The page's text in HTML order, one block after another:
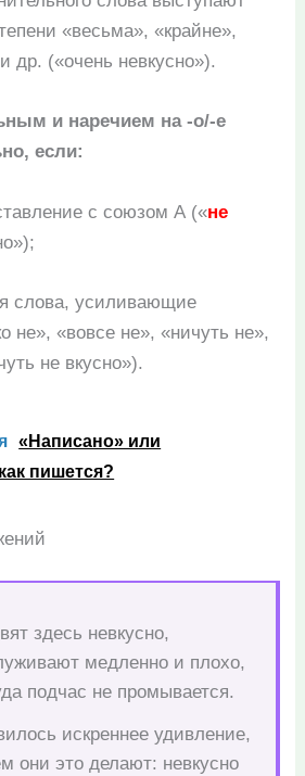
«весьма», «крайне»,
др. («очень невкусно»).
и наречием на -о/-е
если:
с союзом А («не
слова, усиливающие
не», «вовсе не», «ничуть не»,
не вкусно»).
«Написано» или
пишется?
здесь невкусно,
медленно и плохо,
подчас не промывается.
искреннее удивление,
они это делают: невкусно